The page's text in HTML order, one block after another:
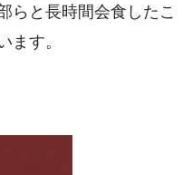
らと長時間会食したこ
ます。